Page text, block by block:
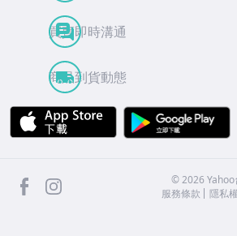
買賣即時溝通
商品到貨動態
APP Store
facebook ©2026
服務條款
隱私權